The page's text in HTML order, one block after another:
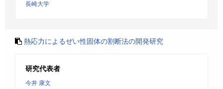
長崎大学
熱応力によるぜい性固体の割断法の開発研究
研究代表者
今井 康文